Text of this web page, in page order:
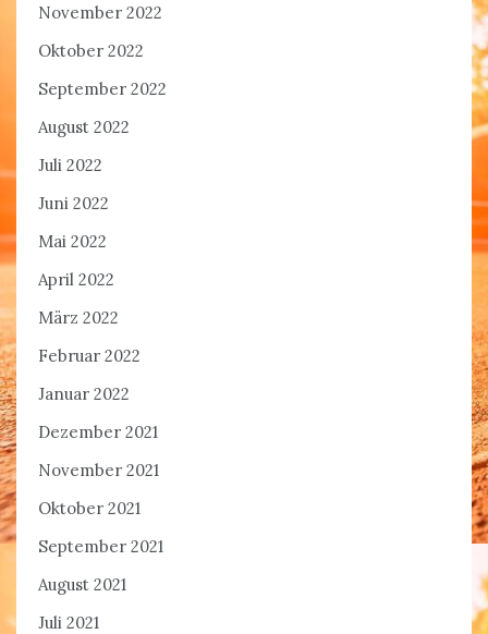
November 2022
Oktober 2022
September 2022
August 2022
Juli 2022
Juni 2022
Mai 2022
April 2022
März 2022
Februar 2022
Januar 2022
Dezember 2021
November 2021
Oktober 2021
September 2021
August 2021
Juli 2021